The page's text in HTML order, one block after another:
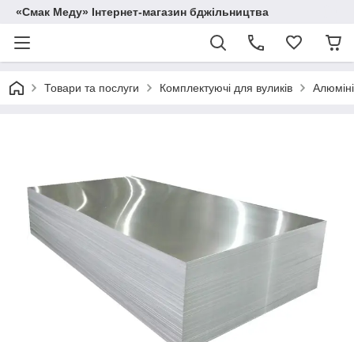
«Смак Меду» Інтернет-магазин бджільництва
Товари та послуги Комплектуючі для вуликів